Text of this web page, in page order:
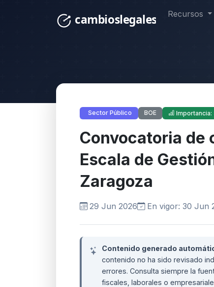
Recursos
Sector Público BOE Importancia:
Convocatoria de
Escala de
Zaragoza
29 Jun 2026 En vigor: 30 Jun
Contenido generado
contenido no ha sido revisado
errores. Consulta siempre la
fiscales, laborales o